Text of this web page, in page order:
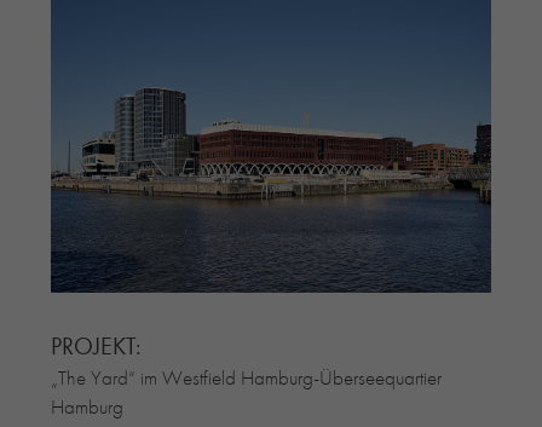
RECYCLING-ZIEGEL
RE-USE-ZIEGEL
GLASUR-ZIEGEL
RE-USE-MÖRTEL
FASSADENPLANUNG (SCHWEIZ)
PRIVATKUNDEN
ÜBER UNS
BLOG
PROJEKT:
„The Yard“ im Westfield Hamburg-Überseequartier
Hamburg